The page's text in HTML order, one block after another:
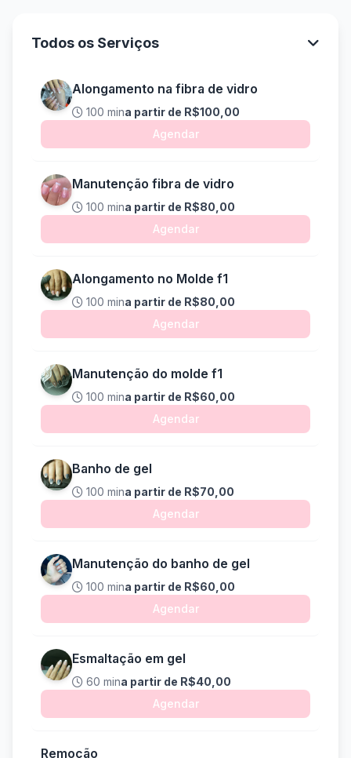
Todos os Serviços
Alongamento na fibra de vidro
100 mina partir de R$100,00
Agendar
Manutenção fibra de vidro
100 mina partir de R$80,00
Agendar
Alongamento no Molde f1
100 mina partir de R$80,00
Agendar
Manutenção do molde f1
100 mina partir de R$60,00
Agendar
Banho de gel
100 mina partir de R$70,00
Agendar
Manutenção do banho de gel
100 mina partir de R$60,00
Agendar
Esmaltação em gel
60 mina partir de R$40,00
Agendar
Remoção